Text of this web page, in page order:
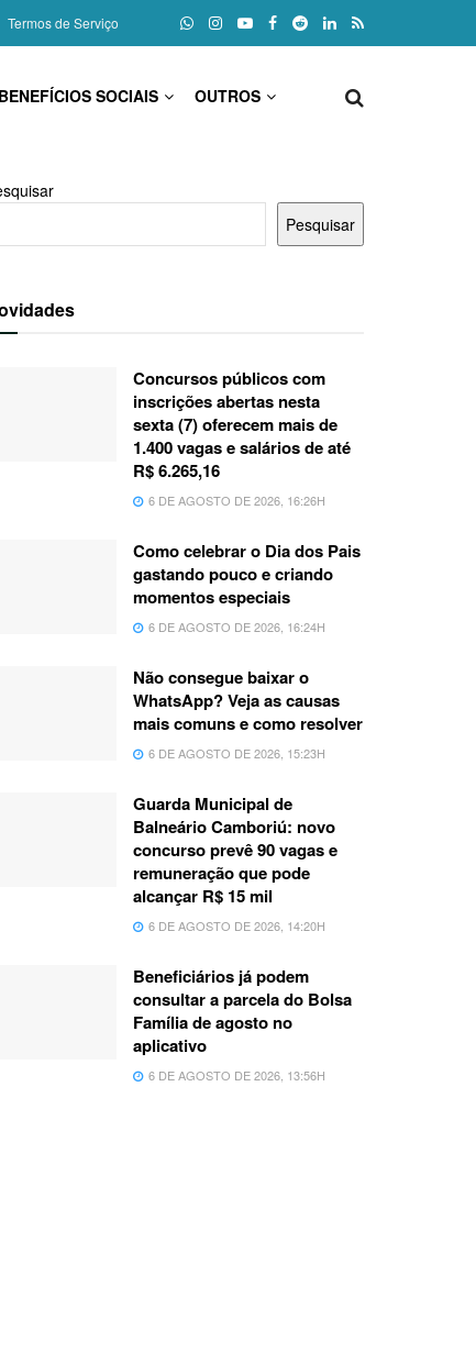
Termos de Serviço
BENEFÍCIOS SOCIAIS OUTROS
Pesquisar
Concursos públicos com
inscrições abertas nesta
sexta (7) oferecem mais de
1.400 vagas e salários de até
R$ 6.265,16
6 DE AGOSTO DE 2026, 16:26H
Como celebrar o Dia dos Pais
gastando pouco e criando
momentos especiais
6 DE AGOSTO DE 2026, 16:24H
Não consegue baixar o
WhatsApp? Veja as causas
mais comuns e como resolver
6 DE AGOSTO DE 2026, 15:23H
Guarda Municipal de
Balneário Camboriú: novo
concurso prevê 90 vagas e
remuneração que pode
alcançar R$ 15 mil
6 DE AGOSTO DE 2026, 14:20H
Beneficiários já podem
consultar a parcela do Bolsa
Família de agosto no
aplicativo
6 DE AGOSTO DE 2026, 13:56H